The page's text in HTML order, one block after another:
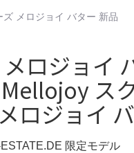
メロジョイ バター 新品
ロジョイ
ス
ロジョイ
限定モデル